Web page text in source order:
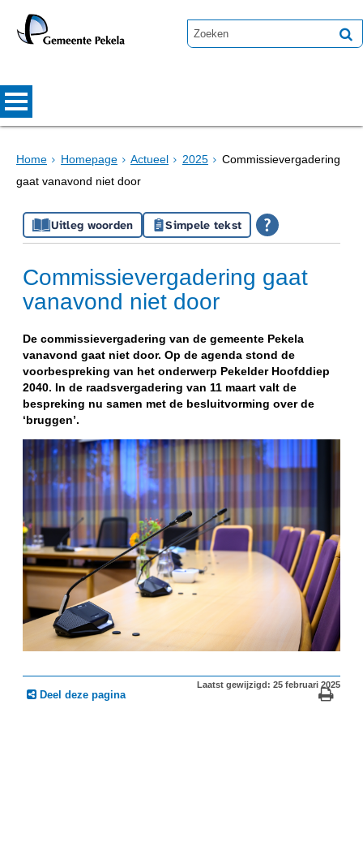
Home Homepage Actueel 2025
Commissievergadering
gaat vanavond niet door
Uitleg woorden Simpele tekst
Commissievergadering gaat
vanavond niet door
De commissievergadering van de gemeente Pekela
vanavond gaat niet door. Op de agenda stond de
voorbespreking van het onderwerp Pekelder Hoofddiep
2040. In de raadsvergadering van 11 maart valt de
bespreking nu samen met de besluitvorming over de
‘bruggen’.
Deel deze pagina
Laatst gewijzigd: 25 februari 2025